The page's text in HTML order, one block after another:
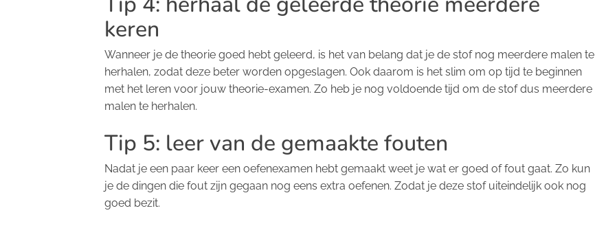
keren
Wanneer je de theorie goed hebt geleerd, is het van belang dat je de stof nog meerdere malen te
herhalen, zodat deze beter worden opgeslagen. Ook daarom is het slim om op tijd te beginnen
met het leren voor jouw theorie-examen. Zo heb je nog voldoende tijd om de stof dus meerdere
malen te herhalen.
Tip 5: leer van de gemaakte fouten
Nadat je een paar keer een oefenexamen hebt gemaakt weet je wat er goed of fout gaat. Zo kun
je de dingen die fout zijn gegaan nog eens extra oefenen. Zodat je deze stof uiteindelijk ook nog
goed bezit.